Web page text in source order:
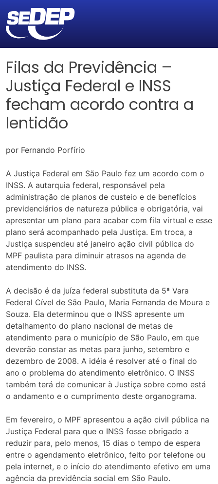
Filas da Previdência –
Justiça Federal e INSS
fecham acordo contra a
lentidão
por Fernando Porfírio
A Justiça Federal em São Paulo fez um acordo com o
INSS. A autarquia federal, responsável pela
administração de planos de custeio e de benefícios
previdenciários de natureza pública e obrigatória, vai
apresentar um plano para acabar com fila virtual e esse
plano será acompanhado pela Justiça. Em troca, a
Justiça suspendeu até janeiro ação civil pública do
MPF paulista para diminuir atrasos na agenda de
atendimento do INSS.
A decisão é da juíza federal substituta da 5ª Vara
Federal Cível de São Paulo, Maria Fernanda de Moura e
Souza. Ela determinou que o INSS apresente um
detalhamento do plano nacional de metas de
atendimento para o município de São Paulo, em que
deverão constar as metas para junho, setembro e
dezembro de 2008. A idéia é resolver até o final do
ano o problema do atendimento eletrônico. O INSS
também terá de comunicar à Justiça sobre como está
o andamento e o cumprimento deste organograma.
Em fevereiro, o MPF apresentou a ação civil pública na
Justiça Federal para que o INSS fosse obrigado a
reduzir para, pelo menos, 15 dias o tempo de espera
entre o agendamento eletrônico, feito por telefone ou
pela internet, e o início do atendimento efetivo em uma
agência da previdência social em São Paulo.